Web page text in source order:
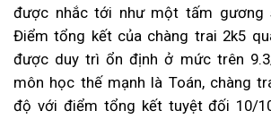
được nhắc tới như một tấm gương
Điểm tổng kết của chàng trai 2k5
được duy trì ổn định ở mức trên
môn học thế mạnh là Toán, chàng
độ với điểm tổng kết tuyệt đối 10/